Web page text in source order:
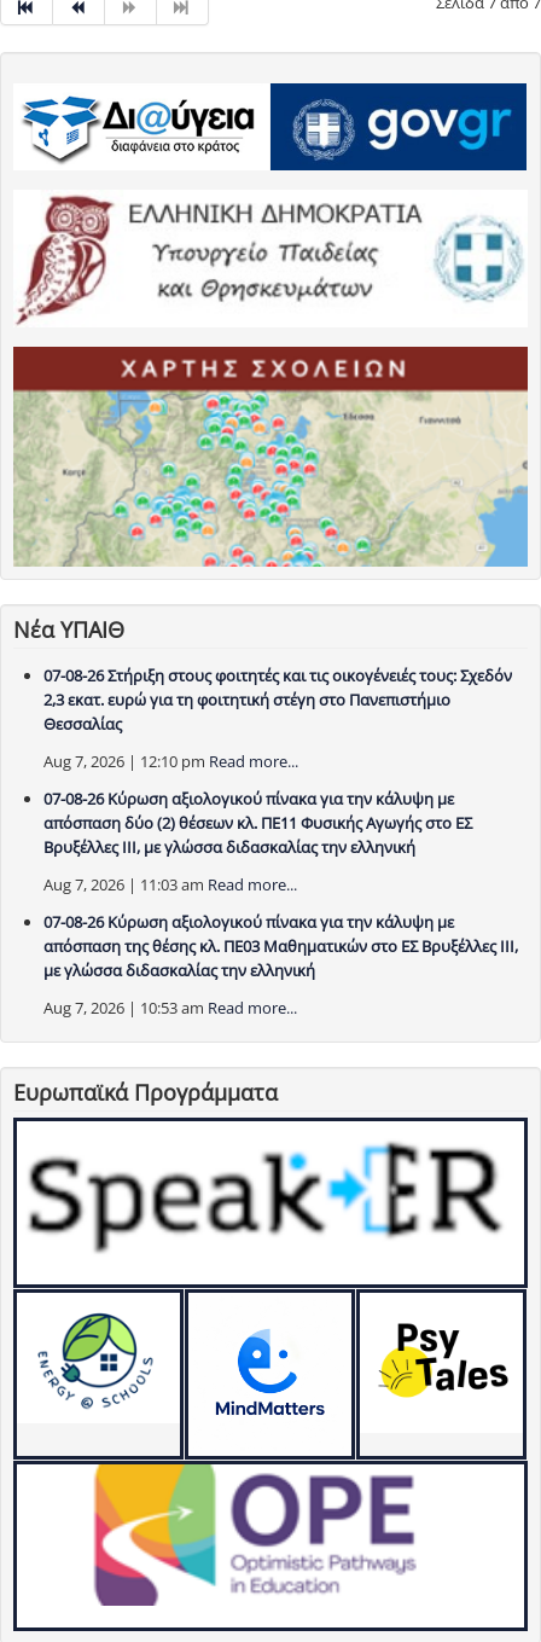
Νέα ΥΠΑΙΘ
07-08-26 Στήριξη στους φοιτητές και τις οικογένειές τους: Σχεδόν
2,3 εκατ. ευρώ για τη φοιτητική στέγη στο Πανεπιστήμιο
Θεσσαλίας
Aug 7, 2026 | 12:10 pm Read more...
07-08-26 Κύρωση αξιολογικού πίνακα για την κάλυψη με
απόσπαση δύο (2) θέσεων κλ. ΠΕ11 Φυσικής Αγωγής στο ΕΣ
Βρυξέλλες ΙΙΙ, με γλώσσα διδασκαλίας την ελληνική
Aug 7, 2026 | 11:03 am Read more...
07-08-26 Κύρωση αξιολογικού πίνακα για την κάλυψη με
απόσπαση της θέσης κλ. ΠΕ03 Μαθηματικών στο ΕΣ Βρυξέλλες ΙΙΙ,
με γλώσσα διδασκαλίας την ελληνική
Aug 7, 2026 | 10:53 am Read more...
Ευρωπαϊκά Προγράμματα